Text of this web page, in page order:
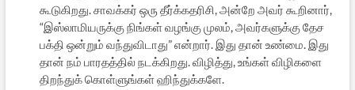
கூடுகிறது. சாவக்கர் ஒரு தீர்க்கதரிசி, அன்றே அவர் கூறினார்,
“இஸ்லாமியருக்கு நிங்கள் வழங்கு முலம், அவர்களுக்கு தேச
பக்தி ஒன்றும் வந்துவிடாது” என்றார். இது தான் உண்மை. இது
தான் நம் பாரதத்தில் நடக்கிறது. விழித்து, உங்கள் விழிகளை
திறந்துக் கொள்ளுங்கள் ஹிந்துக்களே.